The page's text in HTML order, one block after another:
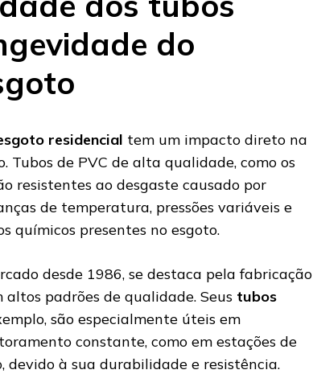
do
residencial tem um impacto direto na
Tubos de PVC de alta qualidade, como os
resistentes ao desgaste causado por
de temperatura, pressões variáveis e
químicos presentes no esgoto.
desde 1986, se destaca pela fabricação
altos padrões de qualidade. Seus tubos
são especialmente úteis em
constante, como em estações de
à sua durabilidade e resistência.